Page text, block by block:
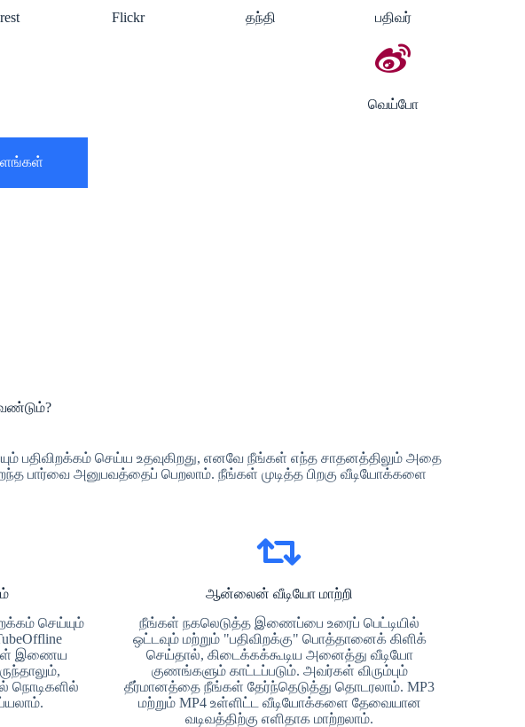
Flickr தந்தி பதிவர்
வெய்போ
பதிவிறக்கம் செய்ய உதவுகிறது, எனவே நீங்கள் எந்த சாதனத்திலும் அதை
பார்வை அனுபவத்தைப் பெறலாம். நீங்கள் முடித்த பிறகு வீடியோக்களை
செய்யும்
இணைய
நொடிகளில்
ஆன்லைன் வீடியோ மாற்றி
நீங்கள் நகலெடுத்த இணைப்பை உரைப் பெட்டியில்
ஒட்டவும் மற்றும் "பதிவிறக்கு" பொத்தானைக் கிளிக்
செய்தால், கிடைக்கக்கூடிய அனைத்து வீடியோ
குணங்களும் காட்டப்படும். அவர்கள் விரும்பும்
தீர்மானத்தை நீங்கள் தேர்ந்தெடுத்து தொடரலாம். MP3
மற்றும் MP4 உள்ளிட்ட வீடியோக்களை தேவையான
வடிவத்திற்கு எளிதாக மாற்றலாம்.